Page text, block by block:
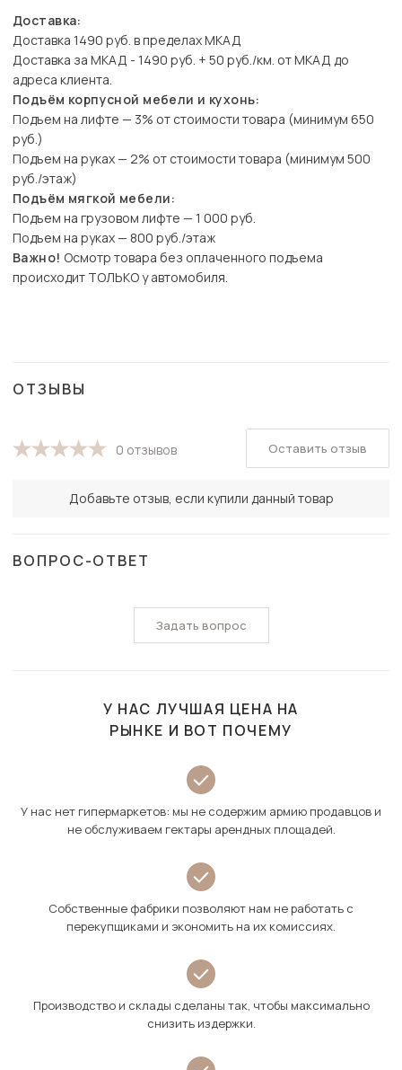
Доставка:
Доставка 1490 руб. в пределах МКАД
Доставка за МКАД - 1490 руб. + 50 руб./км. от МКАД до
адреса клиента.
Подъём корпусной мебели и кухонь:
Подъем на лифте — 3% от стоимости товара (минимум 650
руб.)
Подъем на руках — 2% от стоимости товара (минимум 500
руб./этаж)
Подъём мягкой мебели:
Подъем на грузовом лифте — 1 000 руб.
Подъем на руках — 800 руб./этаж
Важно! Осмотр товара без оплаченного подъема
происходит ТОЛЬКО у автомобиля.
ОТЗЫВЫ
0 отзывов
Добавьте отзыв, если купили данный товар
Оставить отзыв
ВОПРОС-ОТВЕТ
Задать вопрос
У НАС ЛУЧШАЯ ЦЕНА НА
РЫНКЕ И ВОТ ПОЧЕМУ
У нас нет гипермаркетов: мы не содержим армию продавцов и
не обслуживаем гектары арендных площадей.
Собственные фабрики позволяют нам не работать с
перекупщиками и экономить на их комиссиях.
Производство и склады сделаны так, чтобы максимально
снизить издержки.